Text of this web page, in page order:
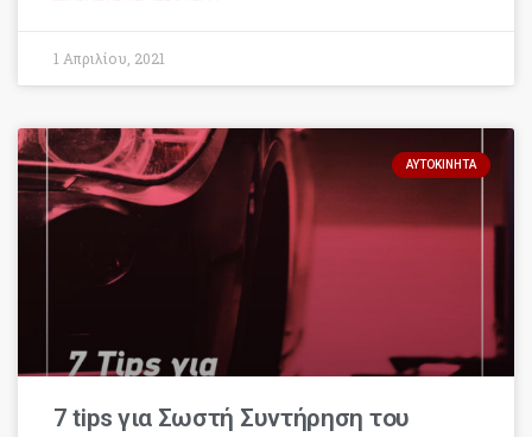
1 Απριλίου, 2021
ΑΥΤΟΚΊΝΗΤΑ
7 tips για Σωστή Συντήρηση του